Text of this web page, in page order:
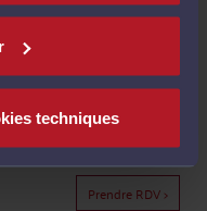
techniques
Prendre RDV >
(requête
en réplique et audience
Prendre RDV >